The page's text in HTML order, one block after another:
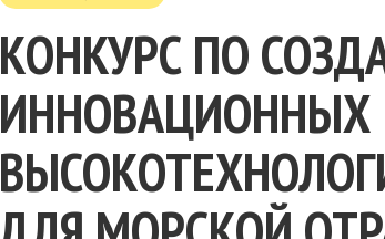
КОНКУРС ПО
ИННОВАЦИОННЫХ